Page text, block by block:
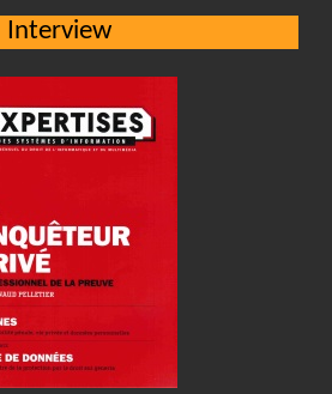
Interview